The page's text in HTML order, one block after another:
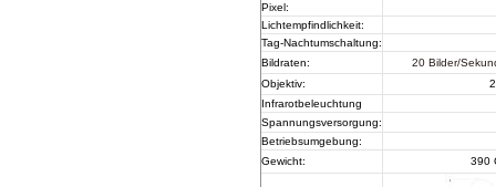
Pixel:
Lichtempfindlichkeit:
Tag-Nachtumschaltung:
Bildraten:
20 Bilder/
Objektiv:
Infrarotbeleuchtung
Spannungsversorgung:
Betriebsumgebung:
Gewicht:
390